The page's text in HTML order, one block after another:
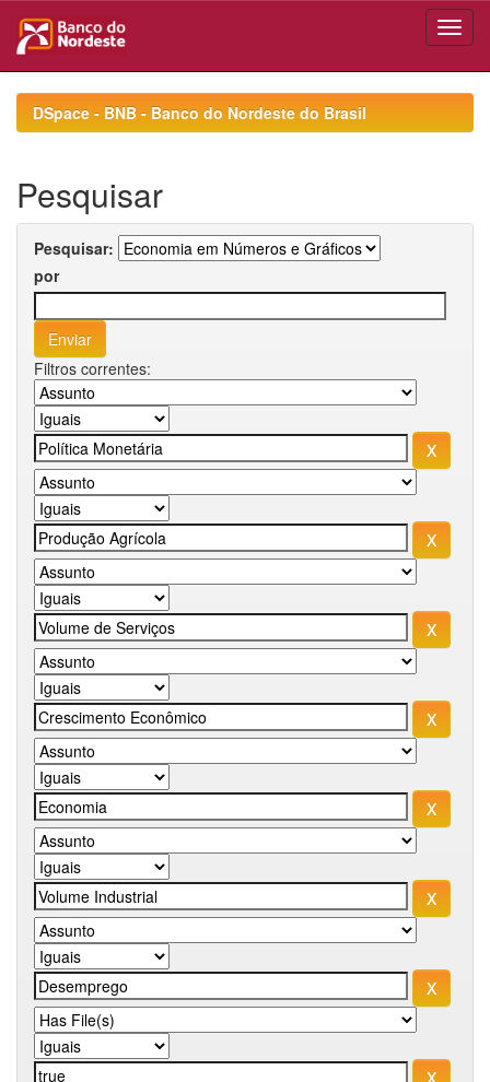
navigationDSpace - BNB - Banco do Nordeste do Brasil
Pesquisar
Pesquisar:
por
Filtros correntes: